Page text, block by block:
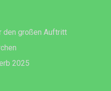
den großen Auftritt
2025